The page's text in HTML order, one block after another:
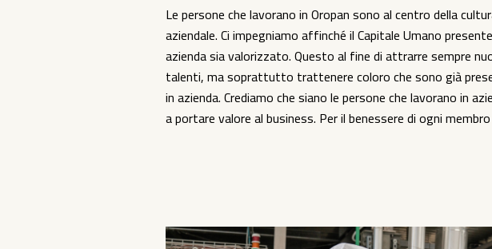
Le persone che lavorano in Oropan sono al centro della
aziendale. Ci impegniamo affinché il Capitale Umano
azienda sia valorizzato. Questo al fine di attrarre sempre
talenti, ma soprattutto trattenere coloro che sono già
in azienda. Crediamo che siano le persone che lavorano in
a portare valore al business. Per il benessere di ogni